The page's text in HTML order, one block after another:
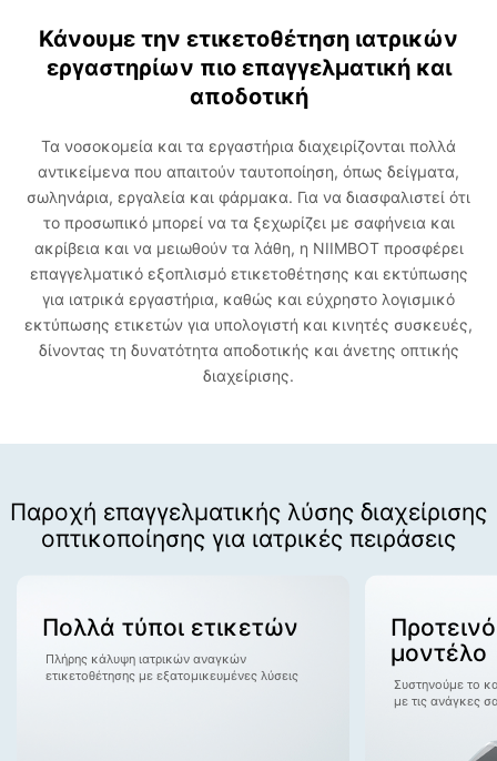
Κάνουμε την ετικετοθέτηση ιατρικών
εργαστηρίων πιο επαγγελματική και
αποδοτική
Τα νοσοκομεία και τα εργαστήρια διαχειρίζονται πολλά
αντικείμενα που απαιτούν ταυτοποίηση, όπως δείγματα,
σωληνάρια, εργαλεία και φάρμακα. Για να διασφαλιστεί ότι
το προσωπικό μπορεί να τα ξεχωρίζει με σαφήνεια και
ακρίβεια και να μειωθούν τα λάθη, η NIIMBOT προσφέρει
επαγγελματικό εξοπλισμό ετικετοθέτησης και εκτύπωσης
για ιατρικά εργαστήρια, καθώς και εύχρηστο λογισμικό
εκτύπωσης ετικετών για υπολογιστή και κινητές συσκευές,
δίνοντας τη δυνατότητα αποδοτικής και άνετης οπτικής
διαχείρισης.
Παροχή επαγγελματικής λύσης διαχείρισης
οπτικοποίησης για ιατρικές πειράσεις
Πολλά τύποι ετικετών
Πλήρης κάλυψη ιατρικών αναγκών
ετικετοθέτησης με εξατομικευμένες λύσεις
μοντέλο
Συστηνούμε το
με τις ανάγκες